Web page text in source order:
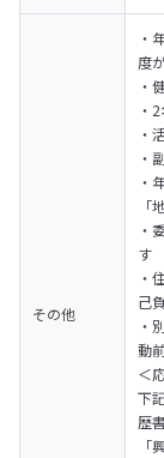
その他
・
度
・
・
・
・
・
・
す
・
己
・
動
＜
下
歴